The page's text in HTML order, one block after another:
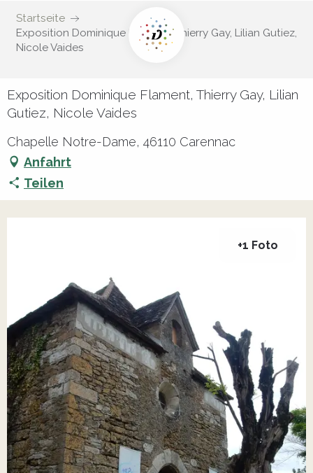
Startseite
Exposition Dominique Flament, Thierry Gay, Lilian Gutiez,
Nicole Vaides
Exposition Dominique Flament, Thierry Gay, Lilian
Gutiez, Nicole Vaides
Chapelle Notre-Dame, 46110 Carennac
Anfahrt
Teilen
+1 Foto